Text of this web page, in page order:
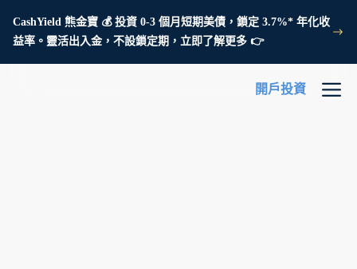
CashYield 熊金寶 💰 投資 0-3 個月短期美債，鎖定 3.7%* 年化收
益率。靈活出入金，不設鎖定期，立即了解更多 👉
開戶投資